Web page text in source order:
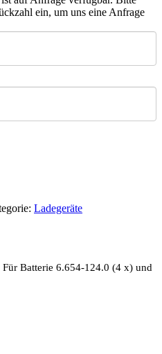
ein, um uns eine Anfrage
Ladegeräte
Batterie 6.654-124.0 (4 x) und